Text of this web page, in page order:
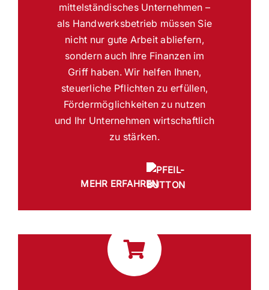
mittelständisches Unternehmen –
als Handwerksbetrieb müssen Sie
nicht nur gute Arbeit abliefern,
sondern auch Ihre Finanzen im
Griff haben. Wir helfen Ihnen,
steuerliche Pflichten zu erfüllen,
Fördermöglichkeiten zu nutzen
und Ihr Unternehmen wirtschaftlich
zu stärken.
MEHR ERFAHREN